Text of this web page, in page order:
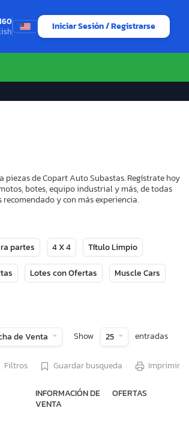
Iniciar Sesión / Registrarse
piezas de Copart Auto Subastas. Regístrate hoy
botes, equipo industrial y más, de todas
y con más experiencia.
partes 4 X 4 Título Limpio
Lotes con Ofertas Muscle Cars
de Venta Show 25 entradas
Filtros Guardar busqueda Imprimir
INFORMACIÓN DE
VENTA
OFERTAS